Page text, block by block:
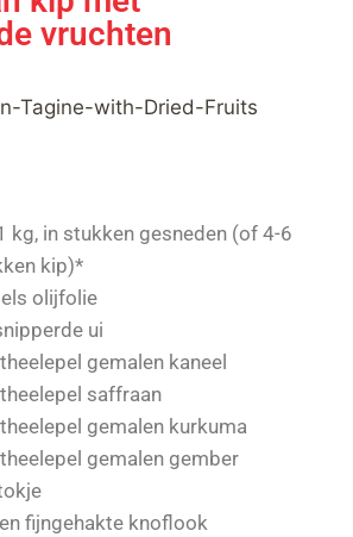
vruchten
kg, in stukken gesneden (of 4-6
kip)*
olijfolie
ui
gemalen kaneel
saffraan
gemalen kurkuma
gemalen gember
fijngehakte knoflook